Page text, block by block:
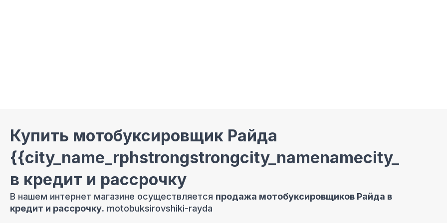
Купить мотобуксировщик Райда
в кредит и рассрочку
В нашем интернет магазине осуществляется продажа мотобуксировщиков Райда в
кредит и рассрочку. motobuksirovshiki-rayda